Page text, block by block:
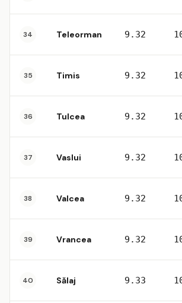
34 Teleorman 9.32
35 Timis 9.32
36 Tulcea 9.32
37 Vaslui 9.32
38 Valcea 9.32
39 Vrancea 9.32
40 Sălaj 9.33